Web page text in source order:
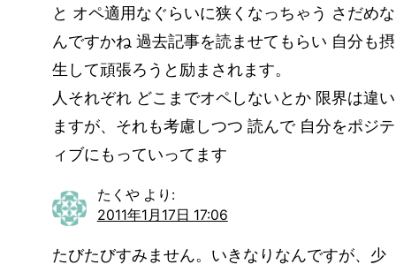
と オペ適用なぐらいに狭くなっちゃう さだめな
んですかね 過去記事を読ませてもらい 自分も摂
生して頑張ろうと励まされます。
人それぞれ どこまでオペしないとか 限界は違い
ますが、それも考慮しつつ 読んで 自分をポジテ
ィブにもっていってます
たくや より:
2011年1月17日 17:06
たびたびすみません。いきなりなんですが、少